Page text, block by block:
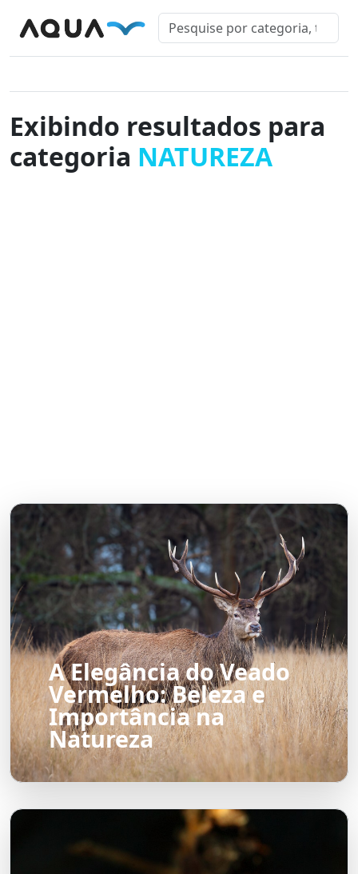
Exibindo resultados para
categoria NATUREZA
A Elegância do Veado
Vermelho: Beleza e
Importância na
Natureza